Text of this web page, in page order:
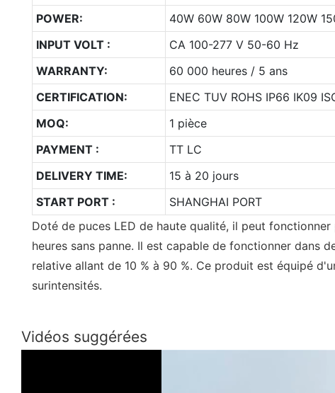
POWER:
40W 60W 80W 100W 120W
INPUT VOLT :
CA 100-277 V 50-60 Hz
WARRANTY:
60 000 heures / 5 ans
CERTIFICATION:
ENEC TUV ROHS IP66 IK09
MOQ:
1 pièce
PAYMENT :
TT LC
DELIVERY TIME:
15 à 20 jours
START PORT :
SHANGHAI PORT
Doté de puces LED de haute qualité, il peut
heures sans panne. Il est capable de fonctionner dans
relative allant de 10 % à 90 %. Ce produit est équipé
surintensités.
Vidéos suggérées